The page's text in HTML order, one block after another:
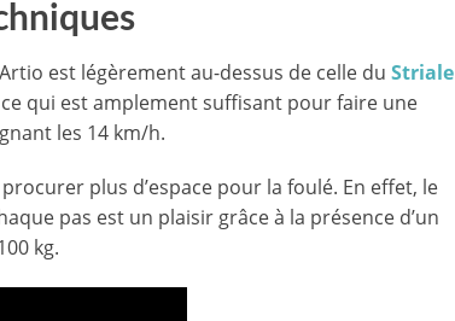
est légèrement au-dessus de celle du Striale
qui est amplement suffisant pour faire une
les 14 km/h.
plus d’espace pour la foulé. En effet, le
pas est un plaisir grâce à la présence d’un
kg.